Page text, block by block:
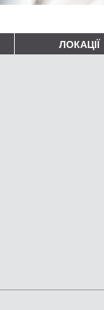
ЛОКАЦІЇ